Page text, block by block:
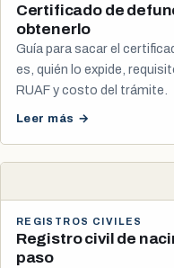
Certificado de
obtenerlo
Guía para sacar el
es, quién lo expide,
RUAF y costo del trámite.
Leer más →
REGISTROS CIVILES
Registro civil de
paso